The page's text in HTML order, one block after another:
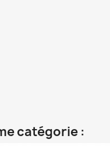
catégorie :